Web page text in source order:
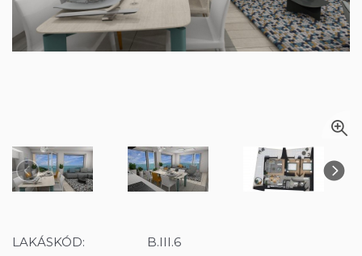
LAKÁSKÓD:
B.III.6